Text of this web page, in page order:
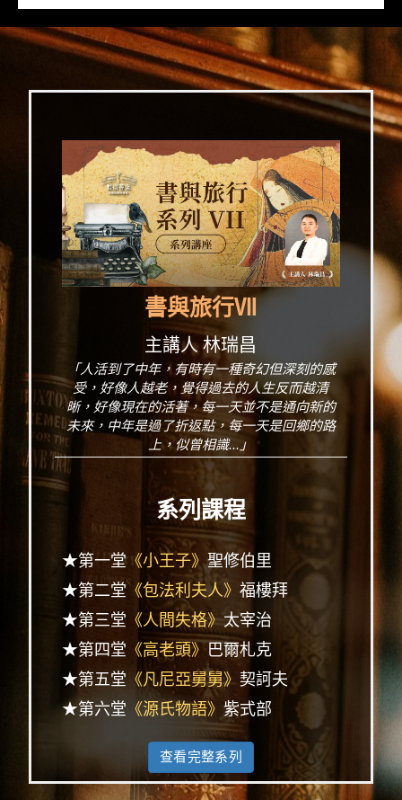
書與旅行Ⅶ
主講人 林瑞昌
「人活到了中年，有時有一種奇幻但深刻的感
受，好像人越老，覺得過去的人生反而越清
晰，好像現在的活著，每一天並不是通向新的
未來，中年是過了折返點，每一天是回鄉的路
上，似曾相識...」
系列課程
★第一堂《小王子》聖修伯里
★第二堂《包法利夫人》 福樓拜
★第三堂 《人間失格》太宰治
★第四堂 《高老頭》 巴爾札克
★第五堂 《凡尼亞舅舅》 契訶夫
★第六堂 《源氏物語》 紫式部
查看完整系列